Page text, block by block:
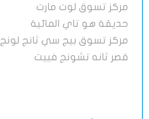
مركز تسوق لوت مارت
حديقة هو تاي المائية
مركز تسوق بيج سي ثانج لونج
قصر ثانه تشونج فييت